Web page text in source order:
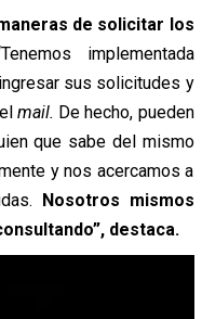
de solicitar los
implementada
sus solicitudes y
mail. De hecho, pueden
que sabe del mismo
y nos acercamos a
Nosotros mismos
destaca.